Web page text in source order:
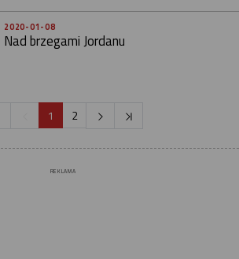
2020-01-08
Nad brzegami Jordanu
1 2
REKLAMA